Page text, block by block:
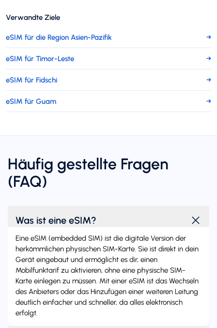
Verwandte Ziele
eSIM für die Region Asien-Pazifik →
eSIM für Timor-Leste →
eSIM für Fidschi →
eSIM für Guam →
Häufig gestellte Fragen
(FAQ)
Was ist eine eSIM?
Eine eSIM (embedded SIM) ist die digitale Version der
herkömmlichen physischen SIM-Karte. Sie ist direkt in dein
Gerät eingebaut und ermöglicht es dir, einen
Mobilfunktarif zu aktivieren, ohne eine physische SIM-
Karte einlegen zu müssen. Mit einer eSIM ist das Wechseln
des Anbieters oder das Hinzufügen einer weiteren Leitung
deutlich einfacher und schneller, da alles elektronisch
erfolgt.